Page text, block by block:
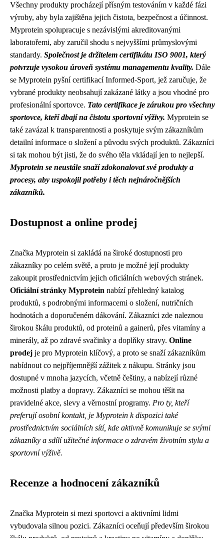
Všechny produkty procházejí přísným testováním v každé fázi
výroby, aby byla zajištěna jejich čistota, bezpečnost a účinnost.
Myprotein spolupracuje s nezávislými akreditovanými
laboratořemi, aby zaručil shodu s nejvyššími průmyslovými
standardy. Společnost je držitelem certifikátu ISO 9001, který
potvrzuje vysokou úroveň systému managementu kvality. Dále
se Myprotein pyšní certifikací Informed-Sport, jež zaručuje, že
vybrané produkty neobsahují zakázané látky a jsou vhodné pro
profesionální sportovce. Tato certifikace je zárukou pro všechny
sportovce, kteří dbají na čistotu sportovní výživy. Myprotein se
také zavázal k transparentnosti a poskytuje svým zákazníkům
detailní informace o složení a původu svých produktů. Zákazníci
si tak mohou být jisti, že do svého těla vkládají jen to nejlepší.
Myprotein se neustále snaží zdokonalovat své produkty a
procesy, aby uspokojil potřeby i těch nejnáročnějších
zákazníků.
Dostupnost a online prodej
Značka Myprotein si zakládá na široké dostupnosti pro
zákazníky po celém světě, a proto je možné její produkty
zakoupit prostřednictvím jejich oficiálních webových stránek.
Oficiální stránky Myprotein nabízí přehledný katalog
produktů, s podrobnými informacemi o složení, nutričních
hodnotách a doporučeném dákování. Zákazníci zde naleznou
širokou škálu produktů, od proteinů a gainerů, přes vitamíny a
minerály, až po zdravé svačinky a doplňky stravy. Online
prodej je pro Myprotein klíčový, a proto se snaží zákazníkům
nabídnout co nejpříjemnější zážitek z nákupu. Stránky jsou
dostupné v mnoha jazycích, včetně češtiny, a nabízejí různé
možnosti platby a dopravy. Zákazníci se mohou těšit na
pravidelné akce, slevy a věrnostní programy. Pro ty, kteří
preferují osobní kontakt, je Myprotein k dispozici také
prostřednictvím sociálních sítí, kde aktivně komunikuje se svými
zákazníky a sdílí užitečné informace o zdravém životním stylu a
sportovní výživě.
Recenze a hodnocení zákazníků
Značka Myprotein si mezi sportovci a aktivními lidmi
vybudovala silnou pozici. Zákazníci oceňují především širokou